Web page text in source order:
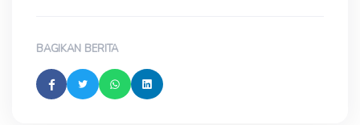
BAGIKAN BERITA